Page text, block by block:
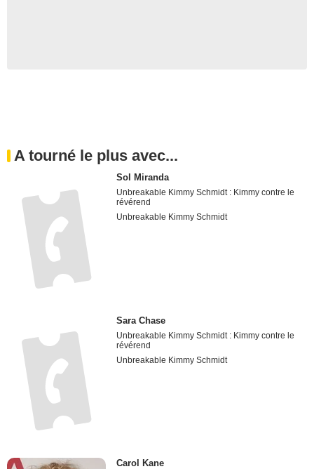
A tourné le plus avec...
Sol Miranda
Unbreakable Kimmy Schmidt : Kimmy contre le
révérend
Unbreakable Kimmy Schmidt
Sara Chase
Unbreakable Kimmy Schmidt : Kimmy contre le
révérend
Unbreakable Kimmy Schmidt
Carol Kane